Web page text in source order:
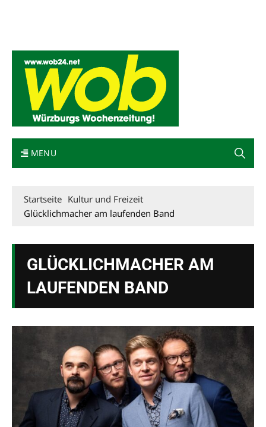
MENU
Startseite Kultur und Freizeit
Glücklichmacher am laufenden Band
GLÜCKLICHMACHER AM
LAUFENDEN BAND